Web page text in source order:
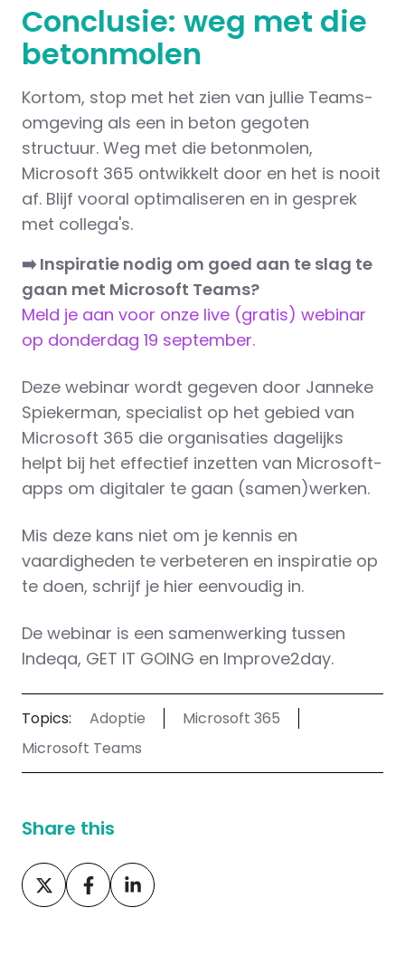
Conclusie: weg met die
betonmolen
Kortom, stop met het zien van jullie Teams-
omgeving als een in beton gegoten
structuur. Weg met die betonmolen,
Microsoft 365 ontwikkelt door en het is nooit
af. Blijf vooral optimaliseren en in gesprek
met collega's.
➡️ Inspiratie nodig om goed aan te slag te
gaan met Microsoft Teams?
Meld je aan voor onze live (gratis) webinar
op donderdag 19 september.
Deze webinar wordt gegeven door Janneke
Spiekerman, specialist op het gebied van
Microsoft 365 die organisaties dagelijks
helpt bij het effectief inzetten van Microsoft-
apps om digitaler te gaan (samen)werken.
Mis deze kans niet om je kennis en
vaardigheden te verbeteren en inspiratie op
te doen, schrijf je hier eenvoudig in.
De webinar is een samenwerking tussen
Indeqa, GET IT GOING en Improve2day.
Topics: Adoptie
Microsoft 365
Microsoft Teams
Share this
Share
on
Share
on
Share
on